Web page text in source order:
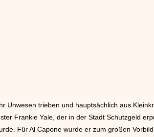
Unwesen trieben und hauptsächlich aus
Frankie Yale, der in der Stadt Schutzgeld
Für Al Capone wurde er zum großen